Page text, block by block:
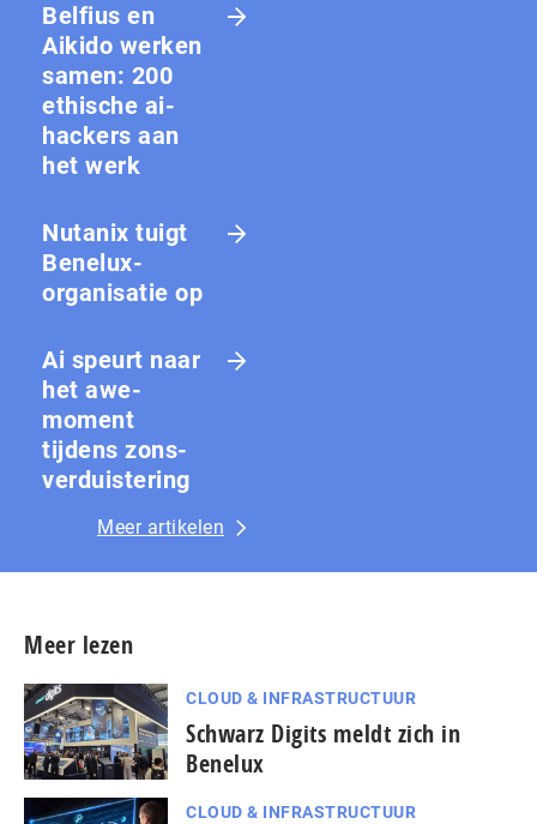
Belfius en
Aikido werken
samen: 200
ethische ai-
hackers aan
het werk
Nutanix tuigt
Benelux-
organisatie op
Ai speurt naar
het awe-
moment
tijdens zons­
ver­duis­te­ring
Meer artikelen
Meer lezen
CLOUD & INFRASTRUCTUUR
Schwarz Digits meldt zich in
Benelux
CLOUD & INFRASTRUCTUUR